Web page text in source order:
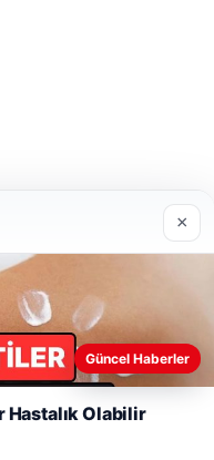
iyi anlayabilmek,
amacıyla çerezler
×
Güncel Haberler
Hastalık Olabilir